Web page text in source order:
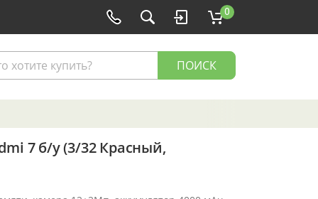
0
ПОИСК
7 б/у (3/32 Красный,